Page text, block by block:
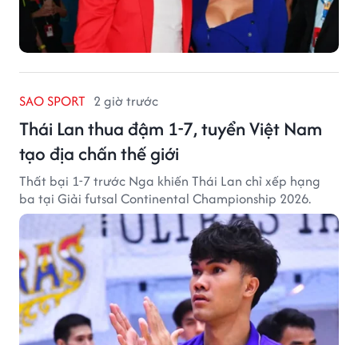
SAO SPORT 2 giờ trước
Thái Lan thua đậm 1-7, tuyển Việt Nam
tạo địa chấn thế giới
Thất bại 1-7 trước Nga khiến Thái Lan chỉ xếp hạng
ba tại Giải futsal Continental Championship 2026.